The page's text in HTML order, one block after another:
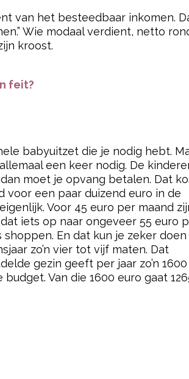
van het besteedbaar inkomen.
Wie modaal verdient, netto
kroost.
feit?
babyuitzet die je nodig hebt.
een keer nodig. De
moet je opvang betalen. Dat
voor een paar duizend euro in de
Voor 45 euro per maand
iets op naar ongeveer 55 euro
En dat kun je zeker doen
zo’n vier tot vijf maten. Dat
gezin geeft per jaar zo’n 1600
Van die 1600 euro gaat